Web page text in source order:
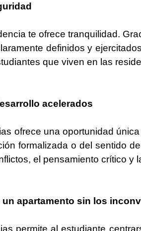
te ofrece tranquilidad.
definidos y
que viven en las
acelerados
ofrece una oportunidad
formalizada o del sentido
el pensamiento crítico y
un apartamento sin los
permite al estudiante